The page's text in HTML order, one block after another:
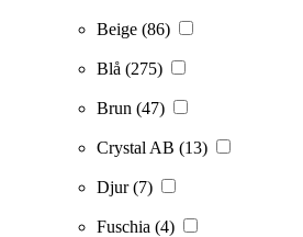
Beige (86)
Blå (275)
Brun (47)
Crystal AB (13)
Djur(7)
Fuschia (4)